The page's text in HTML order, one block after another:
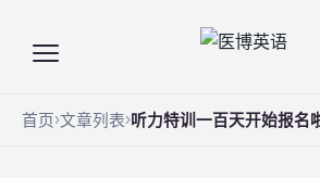
首页 文章列表 听力特训一百天开始报名